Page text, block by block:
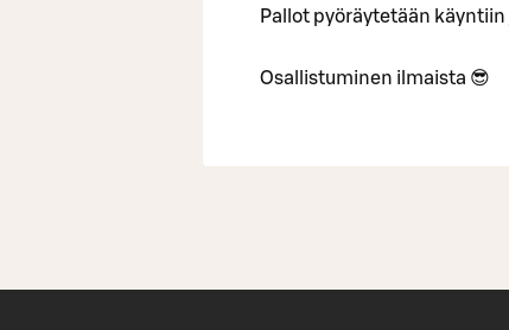
Pallot pyöräytetään
Osallistuminen ilmaista 😎